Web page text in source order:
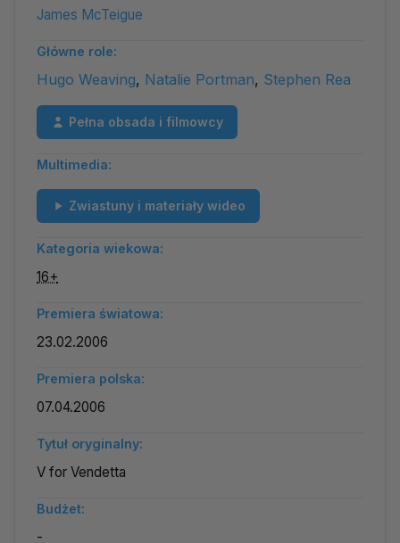
James McTeigue
Główne role:
Hugo Weaving, Natalie Portman, Stephen Rea
Pełna obsada i filmowcy
Multimedia:
Zwiastuny i materiały wideo
Kategoria wiekowa:
16+
Premiera światowa:
23.02.2006
Premiera polska:
07.04.2006
Tytuł oryginalny:
V for Vendetta
Budżet:
-